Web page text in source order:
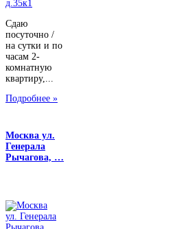
Сдаю
посуточно /
на сутки и по
часам 2-
комнатную
квартиру,...
Подробнее »
Москва ул.
Генерала
Рычагова, …